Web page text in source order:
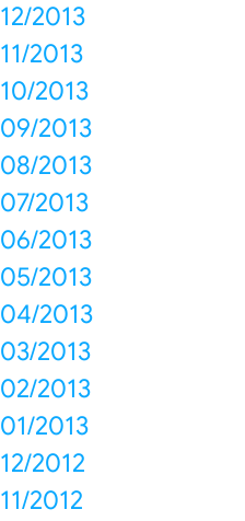
12/2013
11/2013
10/2013
09/2013
08/2013
07/2013
06/2013
05/2013
04/2013
03/2013
02/2013
01/2013
12/2012
11/2012